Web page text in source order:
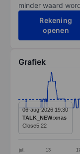
minder waard
Rekening
openen
Grafiek
Line chart with
The chart has
The chart has
jul. 13
06-aug-2026 19:30
TALK_NEW:xnas
Close5,22